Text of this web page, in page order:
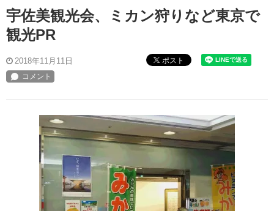
宇佐美観光会、ミカン狩りなど東京で
観光PR
2018年11月11日 ポスト